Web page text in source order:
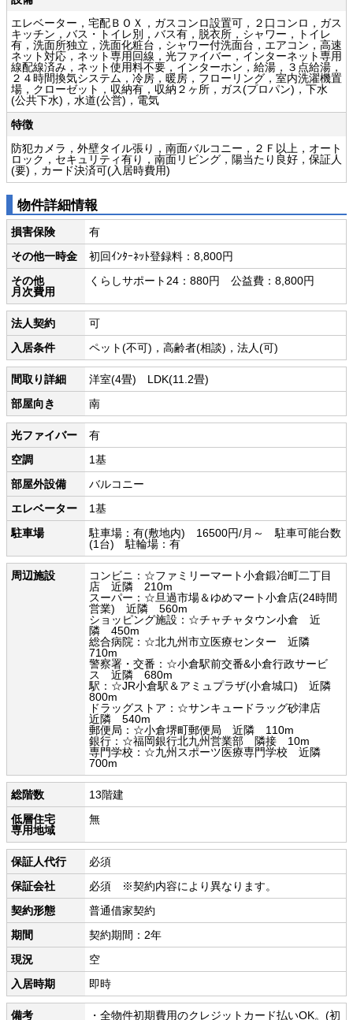
エレベーター，宅配ＢＯＸ，ガスコンロ設置可，２口コンロ，ガス
キッチン，バス・トイレ別，バス有，脱衣所，シャワー，トイレ
有，洗面所独立，洗面化粧台，シャワー付洗面台，エアコン，高速
ネット対応，ネット専用回線，光ファイバー，インターネット専用
線配線済み，ネット使用料不要，インターホン，給湯，３点給湯，
２４時間換気システム，冷房，暖房，フローリング，室内洗濯機置
場，クローゼット，収納有，収納２ヶ所，ガス(プロパン)，下水
(公共下水)，水道(公営)，電気
特徴
防犯カメラ，外壁タイル張り，南面バルコニー，２Ｆ以上，オート
ロック，セキュリティ有り，南面リビング，陽当たり良好，保証人
(要)，カード決済可(入居時費用)
物件詳細情報
損害保険
有
その他一時金
初回ｲﾝﾀｰﾈｯﾄ登録料：8,800円
その他
月次費用
くらしサポート24：880円 公益費：8,800円
法人契約
可
入居条件
ペット(不可)，高齢者(相談)，法人(可)
間取り詳細
洋室(4畳) LDK(11.2畳)
部屋向き
南
光ファイバー
有
空調
1基
部屋外設備
バルコニー
エレベーター
1基
駐車場
駐車場：有(敷地内) 16500円/月～ 駐車可能台数
(1台) 駐輪場：有
周辺施設
コンビニ：☆ファミリーマート小倉鍛冶町二丁目
店 近隣 210m
スーパー：☆旦過市場＆ゆめマート小倉店(24時間
営業) 近隣 560m
ショッピング施設：☆チャチャタウン小倉 近
隣 450m
総合病院：☆北九州市立医療センター 近隣
710m
警察署・交番：☆小倉駅前交番&小倉行政サービ
ス 近隣 680m
駅：☆JR小倉駅＆アミュプラザ(小倉城口) 近隣
800m
ドラッグストア：☆サンキュードラッグ砂津店
近隣 540m
郵便局：☆小倉堺町郵便局 近隣 110m
銀行：☆福岡銀行北九州営業部 隣接 10m
専門学校：☆九州スポーツ医療専門学校 近隣
700m
総階数
13階建
低層住宅
専用地域
無
保証人代行
必須
保証会社
必須 ※契約内容により異なります。
契約形態
普通借家契約
期間
契約期間：2年
現況
空
入居時期
即時
備考
・全物件初期費用のクレジットカード払いOK。(初